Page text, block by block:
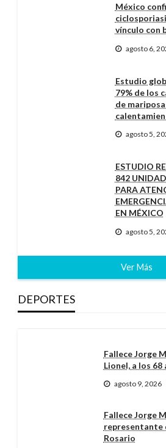
México
vínculo con
agosto 6,
Estudio
79% de los
de
agosto 5,
ESTUDIO
842
PARA
EN MÉXICO
agosto 5,
Ver Más
DEPORTES
Fallece Jorge
Lionel, a los 68
agosto 9, 2026
Fallece Jorge
representante
Rosario